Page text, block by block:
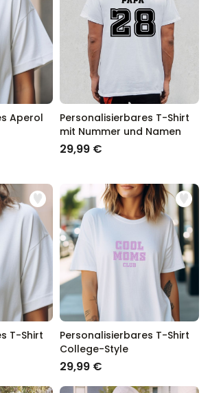
Aperol
Glas mit Name
über 19.400
mal gekauft
€
Schürze
mit Gesicht
im Polaroid-Look
über 13.900
mal gekauft
€
Aperol
Personalisierbares T-Shirt
mit Nummer und Namen
29,99 €
T-Shirt
Personalisierbares T-Shirt
College-Style
29,99 €